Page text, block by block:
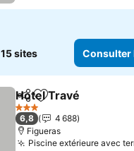
15 sites Consulter
PartagerAjouter à mes
Hotel Travé
3 Étoiles
6,8
4 688
Figueras
Piscine extérieure avec